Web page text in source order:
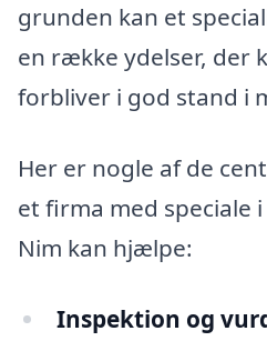
grunden kan et
en række ydelser, der
forbliver i god stand i
Her er nogle af de
et firma med speciale
Nim kan hjælpe:
Inspektion og